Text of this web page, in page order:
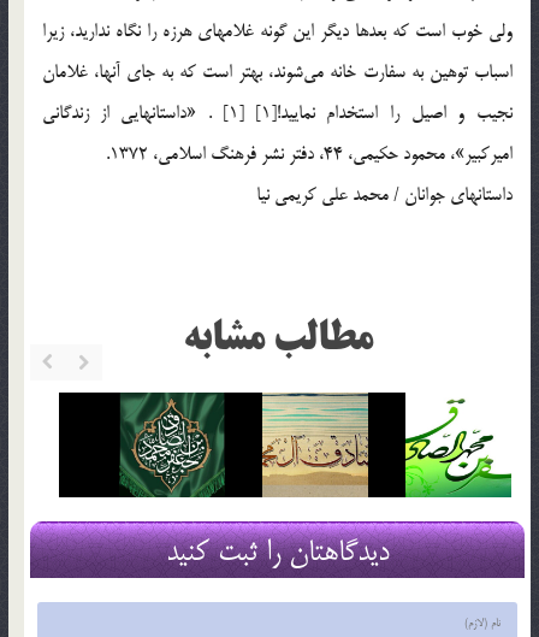
ولي خوب است كه بعدها ديگر اين گونه غلامهاي هرزه را نگاه نداريد، زيرا
اسباب توهين به سفارت خانه مي‌شوند، بهتر است كه به جاي آنها، غلامان
نجيب و اصيل را استخدام نماييد![1] [1] . «داستانهايي از زندگاني
اميركبير»، محمود حكيمي، 44، دفتر نشر فرهنگ اسلامي، 1372.
داستانهاي جوانان / محمد علي کريمي نيا
مطالب مشابه
دیدگاهتان را ثبت کنید